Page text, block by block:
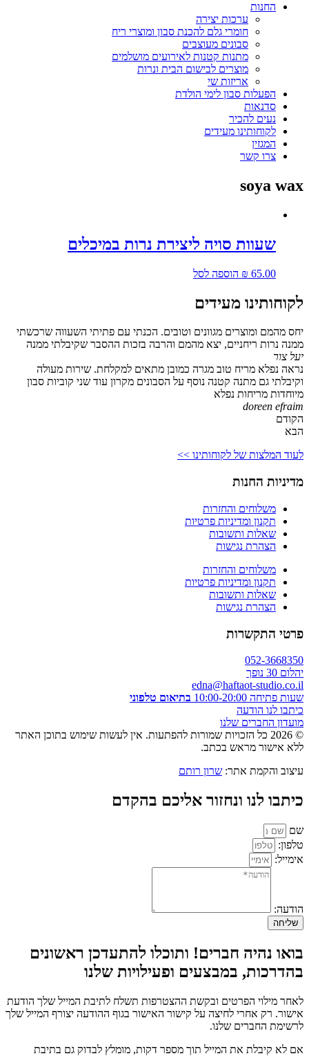
החנות
ערכות יצירה
חומרי גלם להכנת סבון ומוצרי ריח
סבונים מעוצבים
מתנות קטנות לאירועים מושלמים
מוצרים לבישום הבית ונרות
אריזות שי
הפעלות סבון לימי הולדת
סדנאות
נעים להכיר
לקוחותינו מעידים
המגזין
צרו קשר
soya wax
שעוות סויה ליצירת נרות במיכלים
₪ 65.00 הוספה לסל
לקוחותינו מעידים
יחס מהמם ומוצרים מגוונים וטובים. הכנתי עם פתיתי השעווה שרכשתי
ממנה נרות ריחניים, יצא מהמם והרבה בזכות ההסבר שקיבלתי ממנה
יעל צור
נראה נפלא מריח טוב מגרה כמובן מתאים למקלחת. שירות מעולה
וקיבלתי גם מתנה קטנה נוסף על הסבונים מקרון עוד שני קוביות סבון
מיוחדות מריחות נפלא
doreen efraim
הקודם
הבא
לעוד המלצות של לקוחותינו >>
מדיניות החנות
משלוחים והחזרות
תקנון ומדיניות פרטיות
שאלות ותשובות
הצהרת נגישות
משלוחים והחזרות
תקנון ומדיניות פרטיות
שאלות ותשובות
הצהרת נגישות
פרטי התקשרות
052-3668350
יהלום 30 נופך
edna@haftaot-studio.co.il
שעות פתיחה 10:00-20:00
בתיאום טלפוני
כיתבו לנו הודעה
מועדון החברים שלנו
© 2026 כל הזכויות שמורות להפתעות. אין לעשות שימוש בתוכן האתר
ללא אישור מראש בכתב.
עיצוב והקמת אתר: שרון רותם
כיתבו לנו ונחזור אליכם בהקדם
שם
טלפון:
אימייל:
הודעה:
שליחה
בואו נהיה חברים! ותוכלו להתעדכן ראשונים
בהדרכות, במבצעים ופעילויות שלנו
לאחר מילוי הפרטים ובקשת ההצטרפות תשלח לתיבת המייל שלך הודעת
אישור. רק אחרי לחיצה על קישור האישור בגוף ההודעה יצורף המייל שלך
לרשימת החברים שלנו.
אם לא קיבלת את המייל תוך מספר דקות, מומלץ לבדוק גם בתיבת